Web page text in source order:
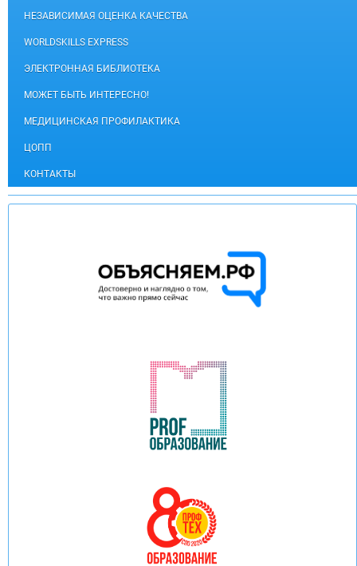
НЕЗАВИСИМАЯ ОЦЕНКА КАЧЕСТВА
WORLDSKILLS EXPRESS
ЭЛЕКТРОННАЯ БИБЛИОТЕКА
МОЖЕТ БЫТЬ ИНТЕРЕСНО!
МЕДИЦИНСКАЯ ПРОФИЛАКТИКА
ЦОПП
КОНТАКТЫ